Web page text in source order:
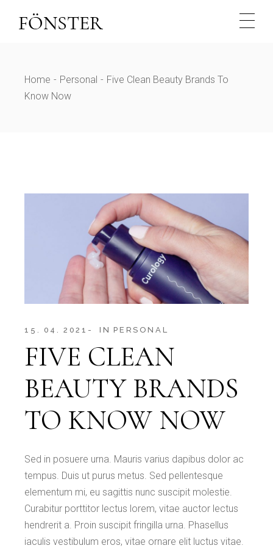
Home Personal
Five Clean Beauty Brands To
Know Now
15. 04. 2021 IN PERSONAL
FIVE CLEAN
BEAUTY BRANDS
TO KNOW NOW
Sed in posuere urna. Mauris varius dapibus dolor ac
tempus. Duis ut purus metus. Sed pellentesque
elementum mi, eu sagittis nunc suscipit molestie.
Curabitur porttitor lectus lorem, vitae auctor lectus
hendrerit a. Proin suscipit fringilla urna. Phasellus
iaculis vestibulum eros, vitae ornare elit luctus vitae.